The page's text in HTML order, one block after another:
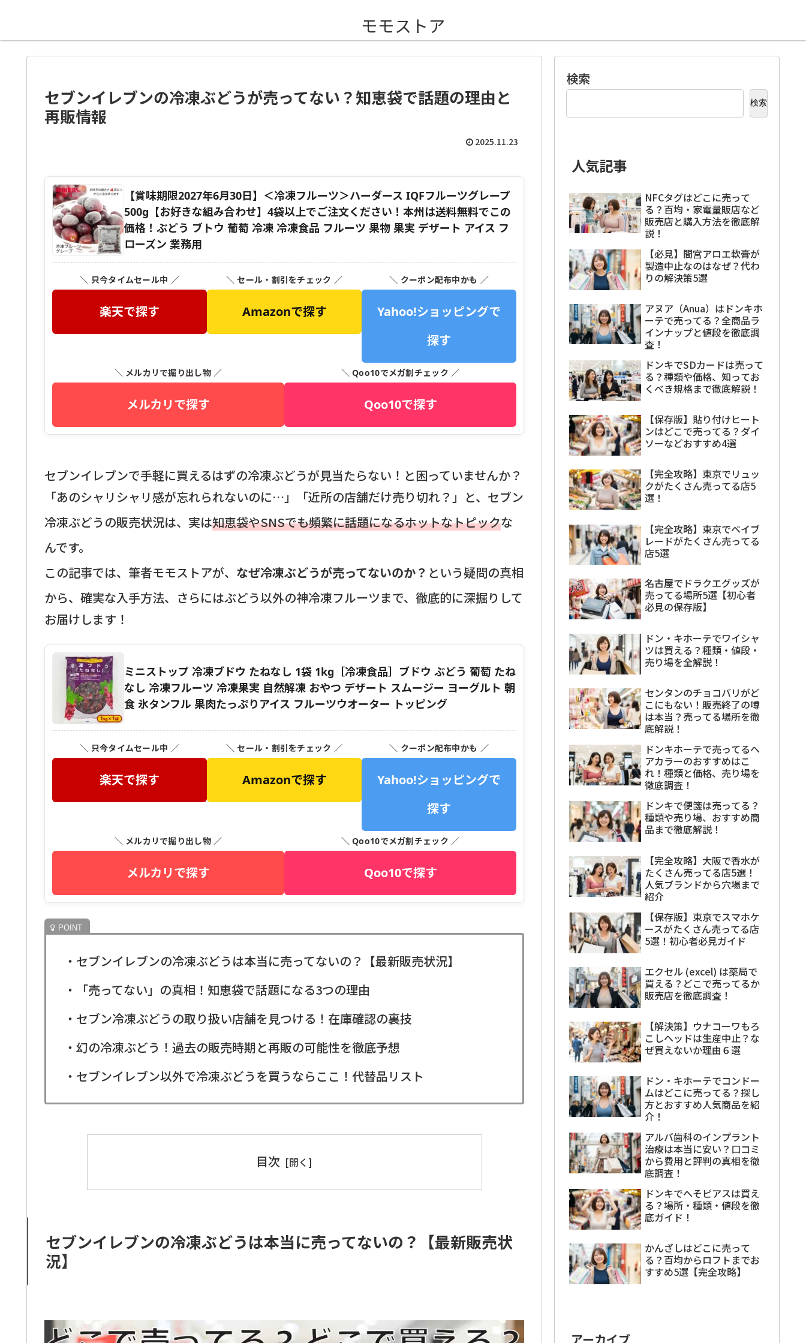
モモストア
セブンイレブンの冷凍ぶどうが売ってない？知恵袋で話題の理由と
再販情報
2025.11.23
【賞味期限2027年6月30日】＜冷凍フルーツ＞ハーダース IQFフルーツグレープ
500g【お好きな組み合わせ】4袋以上でご注文ください！本州は送料無料でこの
価格！ぶどう ブトウ 葡萄 冷凍 冷凍食品 フルーツ 果物 果実 デザート アイス フ
ローズン 業務用
＼ 只今タイムセール中 ／
楽天で探す
＼ セール・割引をチェック ／
Amazonで探す
＼ クーポン配布中かも ／
Yahoo!ショッピングで
探す
＼ メルカリで掘り出し物 ／
メルカリで探す
＼ Qoo10でメガ割チェック ／
Qoo10で探す
セブンイレブンで手軽に買えるはずの冷凍ぶどうが見当たらない！と困っていませんか？
「あのシャリシャリ感が忘れられないのに…」「近所の店舗だけ売り切れ？」と、セブン
冷凍ぶどうの販売状況は、実は知恵袋やSNSでも頻繁に話題になるホットなトピックな
んです。
この記事では、筆者モモストアが、 なぜ冷凍ぶどうが売ってないのか？ という疑問の真相
から、確実な入手方法、さらにはぶどう以外の神冷凍フルーツまで、徹底的に深掘りして
お届けします！
ミニストップ 冷凍ブドウ たねなし 1袋 1kg［冷凍食品］ブドウ ぶどう 葡萄 たね
なし 冷凍フルーツ 冷凍果実 自然解凍 おやつ デザート スムージー ヨーグルト 朝
食 氷タンフル 果肉たっぷりアイス フルーツウオーター トッピング
＼ 只今タイムセール中 ／
楽天で探す
＼ セール・割引をチェック ／
Amazonで探す
＼ クーポン配布中かも ／
Yahoo!ショッピングで
探す
＼ メルカリで掘り出し物 ／
メルカリで探す
＼ Qoo10でメガ割チェック ／
Qoo10で探す
・セブンイレブンの冷凍ぶどうは本当に売ってないの？【最新販売状況】
・「売ってない」の真相！知恵袋で話題になる3つの理由
・セブン冷凍ぶどうの取り扱い店舗を見つける！在庫確認の裏技
・幻の冷凍ぶどう！過去の販売時期と再販の可能性を徹底予想
・セブンイレブン以外で冷凍ぶどうを買うならここ！代替品リスト
目次
セブンイレブンの冷凍ぶどうは本当に売ってないの？【最新販売状
況】
検索
検索
人気記事
NFCタグはどこに売って
る？百均・家電量販店など
販売店と購入方法を徹底解
説！
【必見】間宮アロエ軟膏が
製造中止なのはなぜ？代わ
りの解決策5選
アヌア（Anua）はドンキホ
ーテで売ってる？全商品ラ
インナップと値段を徹底調
査！
ドンキでSDカードは売って
る？種類や価格、知ってお
くべき規格まで徹底解説！
【保存版】貼り付けヒート
ンはどこで売ってる？ダイ
ソーなどおすすめ4選
【完全攻略】東京でリュッ
クがたくさん売ってる店5
選！
【完全攻略】東京でベイブ
レードがたくさん売ってる
店5選
名古屋でドラクエグッズが
売ってる場所5選【初心者
必見の保存版】
ドン・キホーテでワイシャ
ツは買える？種類・値段・
売り場を全解説！
センタンのチョコバリがど
こにもない！販売終了の噂
は本当？売ってる場所を徹
底解説！
ドンキホーテで売ってるヘ
アカラーのおすすめはこ
れ！種類と価格、売り場を
徹底調査！
ドンキで便箋は売ってる？
種類や売り場、おすすめ商
品まで徹底解説！
【完全攻略】大阪で香水が
たくさん売ってる店5選！
人気ブランドから穴場まで
紹介
【保存版】東京でスマホケ
ースがたくさん売ってる店
5選！初心者必見ガイド
エクセル (excel) は薬局で
買える？どこで売ってるか
販売店を徹底調査！
【解決策】ウナコーワもろ
こしヘッドは生産中止？な
ぜ買えないか理由６選
ドン・キホーテでコンドー
ムはどこに売ってる？探し
方とおすすめ人気商品を紹
介！
アルバ歯科のインプラント
治療は本当に安い？口コミ
から費用と評判の真相を徹
底調査！
ドンキでへそピアスは買え
る？場所・種類・値段を徹
底ガイド！
かんざしはどこに売って
る？百均からロフトまでお
すすめ5選【完全攻略】
アーカイブ